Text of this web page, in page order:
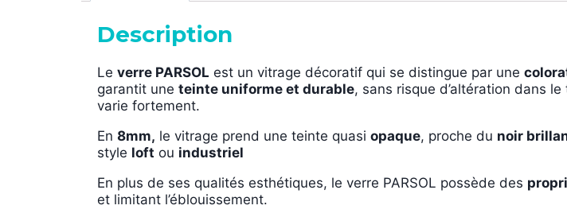
Description
Le verre PARSOL est un vitrage décoratif qui se distingue par une
garantit une teinte uniforme et durable, sans risque d’altération dans
varie fortement.
En 8mm, le vitrage prend une teinte quasi opaque, proche du noir
style loft ou industriel
En plus de ses qualités esthétiques, le verre PARSOL possède des
et limitant l’éblouissement.